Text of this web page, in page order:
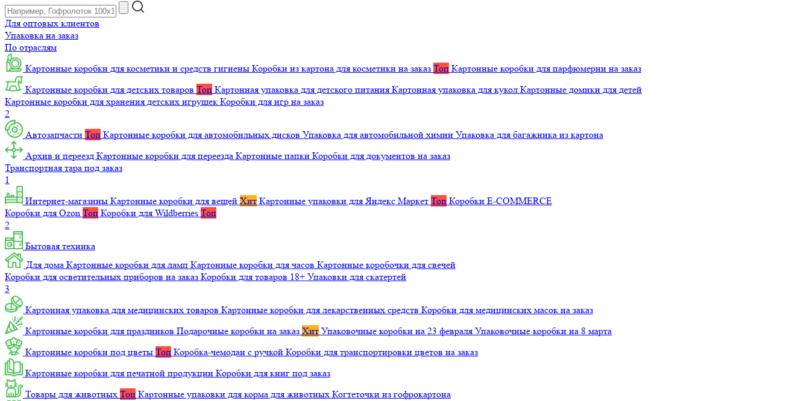
Для оптовых клиентов
Упаковка на заказ
По отраслям
Картонные коробки для косметики и средств гигиены Коробки из картона для косметики на заказ Топ Картонные коробки для парфюмерии на заказ
Картонные коробки для детских товаров Топ Картонная упаковка для детского питания Картонная упаковка для кукол Картонные домики для детей
Картонные коробки для хранения детских игрушек Коробки для игр на заказ
2
Автозапчасти Топ Картонные коробки для автомобильных дисков Упаковка для автомобильной химии Упаковка для багажника из картона
Архив и переезд Картонные коробки для переезда Картонные папки Коробки для документов на заказ
Транспортная тара под заказ
1
Интернет-магазины Картонные коробки для вещей Хит Картонные упаковки для Яндекс Маркет Топ Коробки E-COMMERCE
Коробки для Ozon Топ Коробки для Wildberries Топ
2
Бытовая техника
Для дома Картонные коробки для ламп Картонные коробки для часов Картонные коробочки для свечей
Коробки для осветительных приборов на заказ Коробки для товаров 18+ Упаковки для скатертей
3
Картонная упаковка для медицинских товаров Картонные коробки для лекарственных средств Коробки для медицинских масок на заказ
Картонные коробки для праздников Подарочные коробки на заказ Хит Упаковочные коробки на 23 февраля Упаковочные коробки на 8 марта
Картонные коробки под цветы Топ Коробка-чемодан с ручкой Коробки для транспортировки цветов на заказ
Картонные коробки для печатной продукции Коробки для книг под заказ
Товары для животных Топ Картонные упаковки для корма для животных Когтеточки из гофрокартона